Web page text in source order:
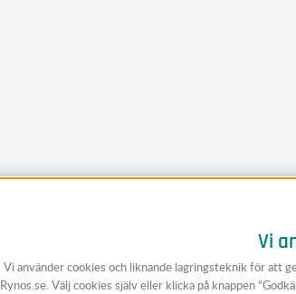
Vi
Vi använder cookies och liknande lagringsteknik för att
Rynos.se. Välj cookies själv eller klicka på knappen